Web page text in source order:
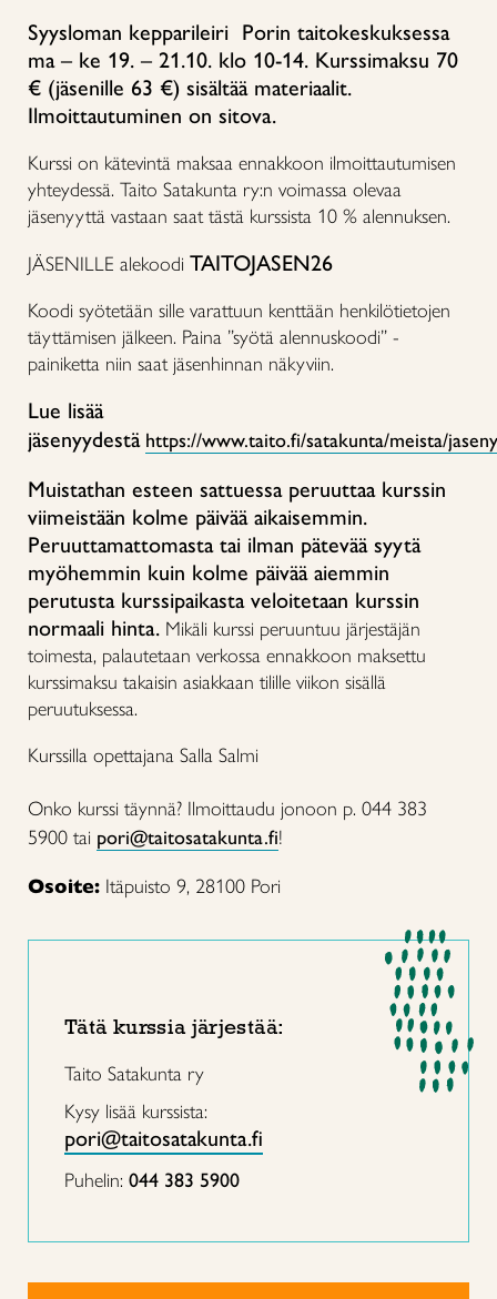
Syysloman kepparileiri Porin taitokeskuksessa
ma – ke 19. – 21.10. klo 10-14. Kurssimaksu 70
€ (jäsenille 63 €) sisältää materiaalit.
Ilmoittautuminen on sitova.
Kurssi on kätevintä maksaa ennakkoon ilmoittautumisen
yhteydessä. Taito Satakunta ry:n voimassa olevaa
jäsenyyttä vastaan saat tästä kurssista 10 % alennuksen.
JÄSENILLE alekoodi TAITOJASEN26
Koodi syötetään sille varattuun kenttään henkilötietojen
täyttämisen jälkeen. Paina ”syötä alennuskoodi” -
painiketta niin saat jäsenhinnan näkyviin.
Lue lisää
jäsenyydestä https://www.taito.fi/satakunta/meista/
Muistathan esteen sattuessa peruuttaa kurssin
viimeistään kolme päivää aikaisemmin.
Peruuttamattomasta tai ilman pätevää syytä
myöhemmin kuin kolme päivää aiemmin
perutusta kurssipaikasta veloitetaan kurssin
normaali hinta. Mikäli kurssi peruuntuu järjestäjän
toimesta, palautetaan verkossa ennakkoon maksettu
kurssimaksu takaisin asiakkaan tilille viikon sisällä
peruutuksessa.
Kurssilla opettajana Salla Salmi
Onko kurssi täynnä? Ilmoittaudu jonoon p. 044 383
5900 tai pori@taitosatakunta.fi!
Osoite: Itäpuisto 9, 28100 Pori
Tätä kurssia järjestää:
Taito Satakunta ry
Kysy lisää kurssista:
pori@taitosatakunta.fi
Puhelin: 044 383 5900